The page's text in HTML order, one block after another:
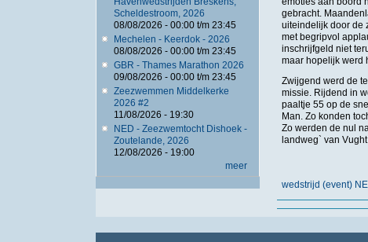
Scheldestroom, 2026
08/08/2026 - 00:00t/m 23:45
Mechelen - Keerdok - 2026
08/08/2026 - 00:00t/m 23:45
GBR - Thames Marathon 2026
09/08/2026 - 00:00t/m 23:45
Zeezwemmen Middelkerke
2026 #2
11/08/2026 - 19:30
NED - Zeezwemtocht Dishoek -
Zoutelande, 2026
12/08/2026 - 19:00
meer
gebracht.
uiteindelijk door de
met begripvol
inschrijfgeld niet
maar hopelijk werd
Zwijgend werd de
missie. Rijdend in
paaltje 55 op de
Man. Zo konden
Zo werden de nul
landweg` van
wedstrijd (event)